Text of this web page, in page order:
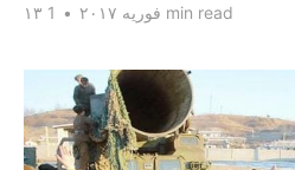
۱۳ فوریه ۲۰۱۷ • 1 min read